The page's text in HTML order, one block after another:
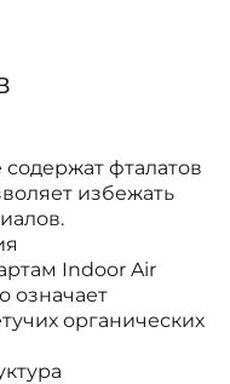
фталатов
избежать
Indoor Air
означает
органических